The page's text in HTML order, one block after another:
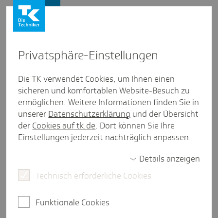
Wenn Arbeit­geber zusätz­liche
RV-Beiträge zahlen: Was gilt im
Sozi­al­ver­si­che­rungs­recht?
Wenn Beschäftigte vorzeitig in Altersrente gehen,
kann es sein, dass sie Rentenminderungen in Kauf
eine Minute Lesezeit
Firmenkunden Beiträge
Privat­sphäre-Einstel­lungen
Die TK verwendet Cookies, um Ihnen einen
sicheren und komfortablen Website-Besuch zu
ermöglichen. Weitere Informationen finden Sie in
unserer Datenschutzerklärung und der Übersicht
der Cookies auf tk.de. Dort können Sie Ihre
Einstellungen jederzeit nachträglich anpassen.
Details anzeigen
Technisch erforderliche Cookies
Funktionale Cookies